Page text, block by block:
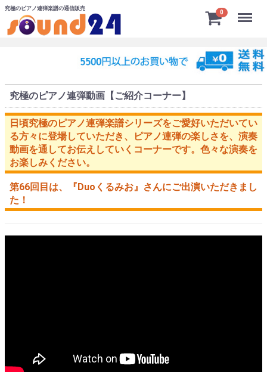
究極のピアノ連弾楽譜の通信販売
0 Menu
究極のピアノ連弾動画【ご紹介コーナー】
日頃究極のピアノ連弾楽譜シリーズをご愛好いただいてい
る方々に登場していただき、ピアノ連弾の楽しさを、演奏
動画を通してお伝えしていくコーナーです。色々な演奏を
お楽しみください。
第66回目は、 『Duoくるみお』 さんにご出演いただきまし
た！